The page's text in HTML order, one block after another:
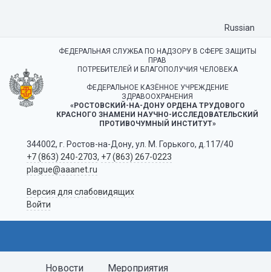
Russian
ФЕДЕРАЛЬНАЯ СЛУЖБА ПО НАДЗОРУ В СФЕРЕ ЗАЩИТЫ
ПРАВ
ПОТРЕБИТЕЛЕЙ И БЛАГОПОЛУЧИЯ ЧЕЛОВЕКА
ФЕДЕРАЛЬНОЕ КАЗЁННОЕ УЧРЕЖДЕНИЕ
ЗДРАВООХРАНЕНИЯ
«РОСТОВСКИЙ-НА-ДОНУ ОРДЕНА ТРУДОВОГО
КРАСНОГО ЗНАМЕНИ НАУЧНО-ИССЛЕДОВАТЕЛЬСКИЙ
ПРОТИВОЧУМНЫЙ ИНСТИТУТ»
344002, г. Ростов-на-Дону, ул. М. Горького, д.117/40
+7 (863) 240-2703, +7 (863) 267-0223
plague@aaanet.ru
Версия для слабовидящих
Войти
Новости
Мероприятия